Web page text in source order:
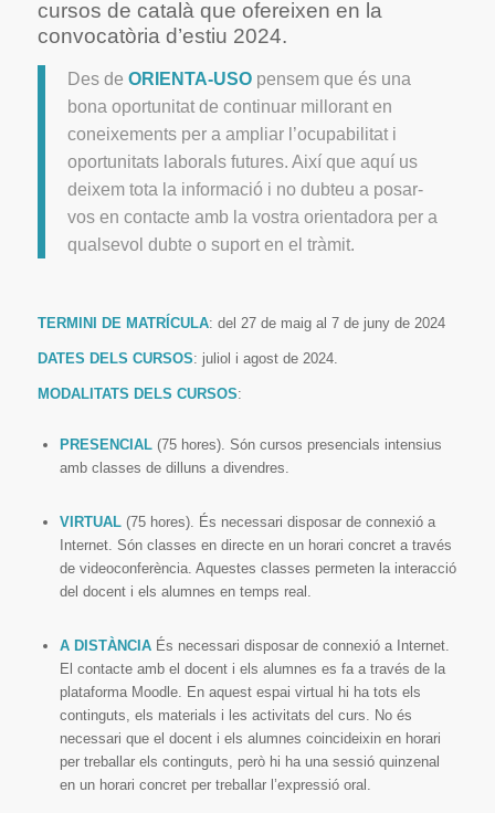
cursos de català que ofereixen en la
convocatòria d’estiu 2024.
Des de ORIENTA-USOpensem que és una
bona oportunitat de continuar millorant en
coneixements per a ampliar l’ocupabilitat i
oportunitats laborals futures. Així que aquí us
deixem tota la informació i no dubteu a posar-
vos en contacte amb la vostra orientadora per a
qualsevol dubte o suport en el tràmit.
TERMINI DE MATRÍCULA: del 27 de maig al 7 de juny de 2024
DATES DELS CURSOS: juliol i agost de 2024.
MODALITATS DELS CURSOS:
PRESENCIAL(75 hores). Són cursos presencials intensius
amb classes de dilluns a divendres.
VIRTUAL(75 hores). És necessari disposar de connexió a
Internet. Són classes en directe en un horari concret a través
de videoconferència. Aquestes classes permeten la interacció
del docent i els alumnes en temps real.
A DISTÀNCIA És necessari disposar de connexió a Internet.
El contacte amb el docent i els alumnes es fa a través de la
plataforma Moodle. En aquest espai virtual hi ha tots els
continguts, els materials i les activitats del curs. No és
necessari que el docent i els alumnes coincideixin en horari
per treballar els continguts, però hi ha una sessió quinzenal
en un horari concret per treballar l’expressió oral.